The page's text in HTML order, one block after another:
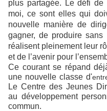
plus partagée. Le défi
moi, ce sont elles qui
nouvelle manière de
gagner, de produire
réalisent pleinement leur
et de l’avenir pour
Ce courant se répand
une nouvelle classe d'
Le Centre des Jeunes
au développement
commun.